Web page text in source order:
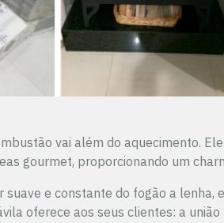
vai além do aquecimento.
gourmet, proporcionando um
e constante do fogão a lenha,
oferece aos seus clientes: a